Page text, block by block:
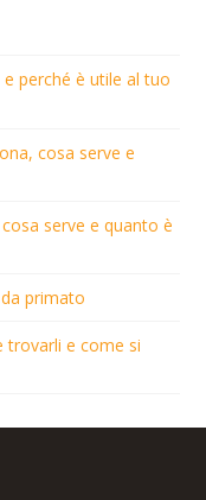
perché è utile al tuo
cosa serve e
serve e quanto è
primato
trovarli e come si